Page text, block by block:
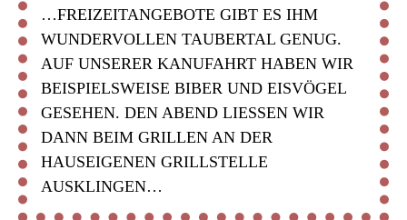
…FREIZEITANGEBOTE GIBT ES IHM
WUNDERVOLLEN TAUBERTAL GENUG.
AUF UNSERER KANUFAHRT HABEN WIR
BEISPIELSWEISE BIBER UND EISVÖGEL
GESEHEN. DEN ABEND LIESSEN WIR D
ANN BEIM GRILLEN AN DER H
AUSEIGENEN GRILLSTELLE A
USKLINGEN…